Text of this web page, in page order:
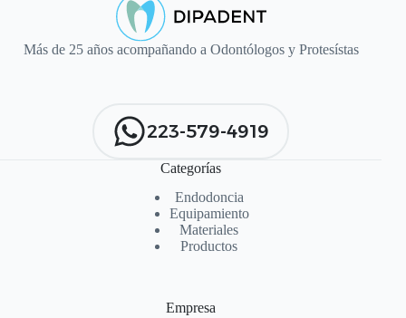
Más de 25 años acompañando a Odontólogos y Protesístas
223-579-4919
Categorías
Endodoncia
Equipamiento
Materiales
Productos
Empresa